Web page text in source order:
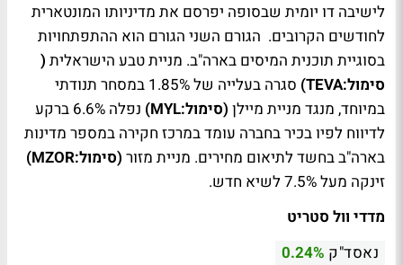
לישיבה דו יומית שבסופה יפרסם את מדיניותו המונטארית
לחודשים הקרובים. הגורם השני הגורם הוא ההתפתחויות
בסוגיית תוכנית המיסים בארה"ב. מניית טבע הישראלית (
סימול:TEVA)
סגרה בעלייה של 1.85% במסחר תנודתי
במיוחד, מנגד מניית מיילן (סימול:MYL)
נפלה 6.6% ברקע
לדיווח לפיו בכיר בחברה עומד במרכז חקירה במספר מדינות
בארה"ב בחשד לתיאום מחירים. מניית מזור (סימול:MZOR)
זינקה מעל 7.5% לשיא חדש.
מדדי וול סטריט
נאסד"ק 0.24%